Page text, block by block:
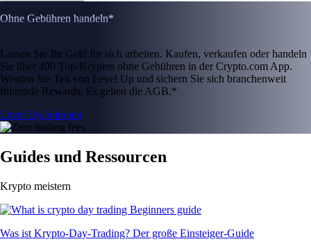
Ohne Gebühren handeln*
Lassen Sie Ihr Geld für sich arbeiten. Kaufen, verkaufen oder handeln
Sie über 400 Top-Kryptos ohne Gebühren in der Crypto.com App.
Werden Sie Teil von Level Up und sichern Sie sich branchenweit
führende Rewards. Es gelten die AGB.*
Level Up beitreten
Guides und Ressourcen
Krypto meistern
Was ist Krypto-Day-Trading? Der große Einsteiger-Guide